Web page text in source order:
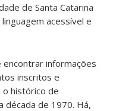
de Santa Catarina
acessível e
informações
inscritos e
o histórico de
década de 1970. Há,